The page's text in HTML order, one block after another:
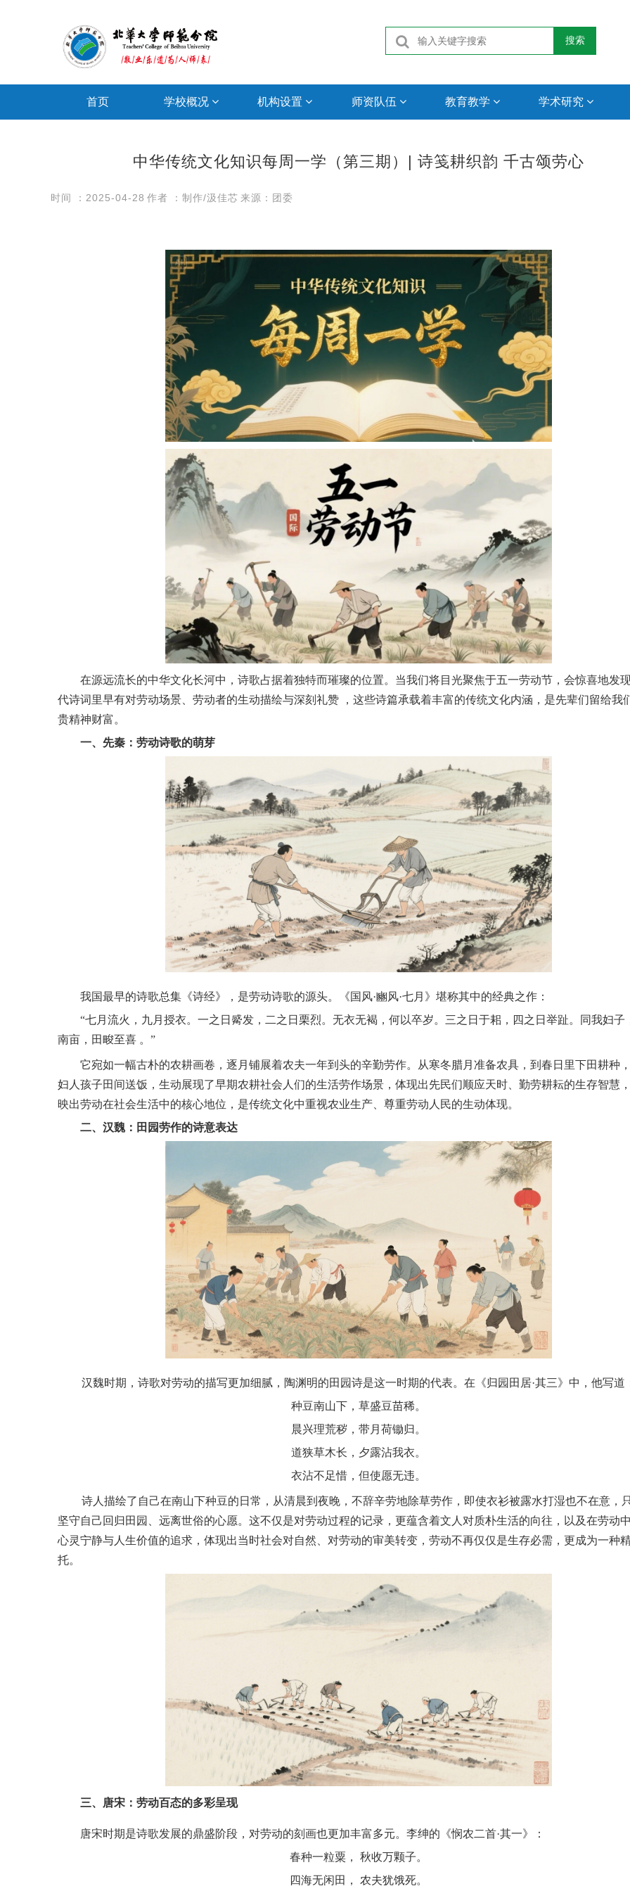
搜索
首页 学校概况 机构设置 师资队伍 教育教学 学术研究
中华传统文化知识每周一学（第三期）| 诗笺耕织韵 千古颂劳心
时间 ：2025-04-28 作者 ：制作/汲佳芯 来源：团委
在源远流长的中华文化长河中，诗歌占据着独特而璀璨的位置。当我们将目光聚焦于五一劳动节，会惊喜地发
代诗词里早有对劳动场景、劳动者的生动描绘与深刻礼赞 ，这些诗篇承载着丰富的传统文化内涵，是先辈们留给我
贵精神财富。
一、先秦：劳动诗歌的萌芽
我国最早的诗歌总集《诗经》，是劳动诗歌的源头。《国风·豳风·七月》堪称其中的经典之作：
“七月流火，九月授衣。一之日觱发，二之日栗烈。无衣无褐，何以卒岁。三之日于耜，四之日举趾。同我妇子
南亩，田畯至喜 。”
它宛如一幅古朴的农耕画卷，逐月铺展着农夫一年到头的辛勤劳作。从寒冬腊月准备农具，到春日里下田耕种
妇人孩子田间送饭，生动展现了早期农耕社会人们的生活劳作场景，体现出先民们顺应天时、勤劳耕耘的生存智慧
映出劳动在社会生活中的核心地位，是传统文化中重视农业生产、尊重劳动人民的生动体现。
二、汉魏：田园劳作的诗意表达
汉魏时期，诗歌对劳动的描写更加细腻，陶渊明的田园诗是这一时期的代表。在《归园田居·其三》中，他写道
种豆南山下，草盛豆苗稀。
晨兴理荒秽，带月荷锄归。
道狭草木长，夕露沾我衣。
衣沾不足惜，但使愿无违。
诗人描绘了自己在南山下种豆的日常，从清晨到夜晚，不辞辛劳地除草劳作，即使衣衫被露水打湿也不在意，
坚守自己回归田园、远离世俗的心愿。这不仅是对劳动过程的记录，更蕴含着文人对质朴生活的向往，以及在劳动
心灵宁静与人生价值的追求，体现出当时社会对自然、对劳动的审美转变，劳动不再仅仅是生存必需，更成为一种
托。
三、唐宋：劳动百态的多彩呈现
唐宋时期是诗歌发展的鼎盛阶段，对劳动的刻画也更加丰富多元。李绅的《悯农二首·其一》：
春种一粒粟， 秋收万颗子。
四海无闲田， 农夫犹饿死。